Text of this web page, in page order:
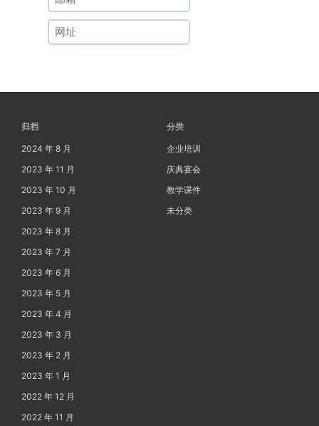
归档
2024 年 8 月
2023 年 11 月
2023 年 10 月
2023 年 9 月
2023 年 8 月
2023 年 7 月
2023 年 6 月
2023 年 5 月
2023 年 4 月
2023 年 3 月
2023 年 2 月
2023 年 1 月
2022 年 12 月
2022 年 11 月
分类
企业培训
庆典宴会
教学课件
未分类